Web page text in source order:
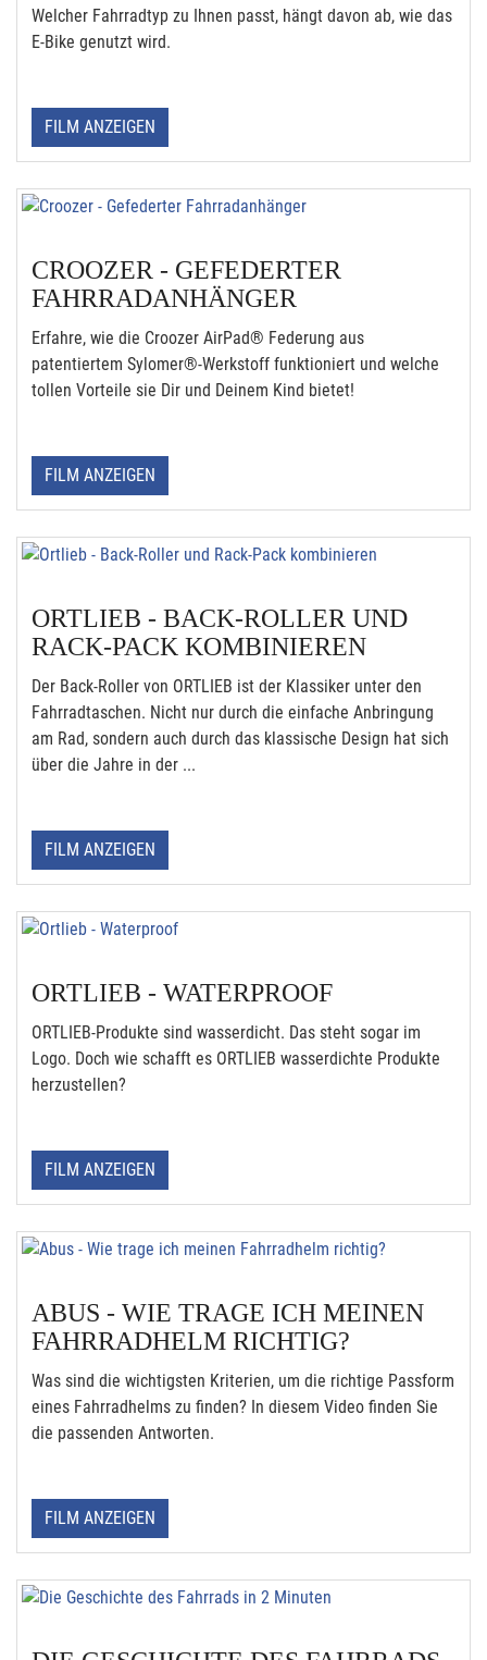
Welcher Fahrradtyp zu Ihnen passt, hängt davon ab, wie das
E-Bike genutzt wird.
FILM ANZEIGEN
CROOZER - GEFEDERTER
FAHRRADANHÄNGER
Erfahre, wie die Croozer AirPad® Federung aus
patentiertem Sylomer®-Werkstoff funktioniert und welche
tollen Vorteile sie Dir und Deinem Kind bietet!
FILM ANZEIGEN
ORTLIEB - BACK-ROLLER UND
RACK-PACK KOMBINIEREN
Der Back-Roller von ORTLIEB ist der Klassiker unter den
Fahrradtaschen. Nicht nur durch die einfache Anbringung
am Rad, sondern auch durch das klassische Design hat sich
über die Jahre in der ...
FILM ANZEIGEN
ORTLIEB - WATERPROOF
ORTLIEB-Produkte sind wasserdicht. Das steht sogar im
Logo. Doch wie schafft es ORTLIEB wasserdichte Produkte
herzustellen?
FILM ANZEIGEN
ABUS - WIE TRAGE ICH MEINEN
FAHRRADHELM RICHTIG?
Was sind die wichtigsten Kriterien, um die richtige Passform
eines Fahrradhelms zu finden? In diesem Video finden Sie
die passenden Antworten.
FILM ANZEIGEN